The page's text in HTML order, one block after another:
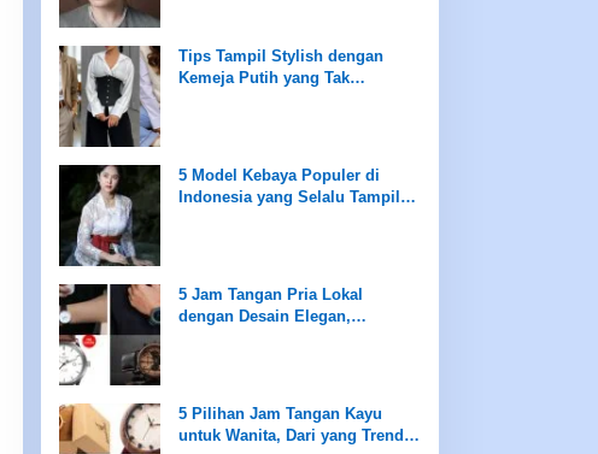
Tips Tampil Stylish dengan
Kemeja Putih yang Tak
5 Model Kebaya Populer di
Indonesia yang Selalu Tampil
5 Jam Tangan Pria Lokal
dengan Desain Elegan,
5 Pilihan Jam Tangan Kayu
untuk Wanita, Dari yang Trendi